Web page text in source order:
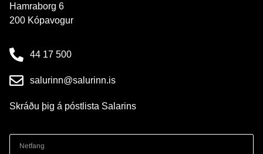
Hamraborg 6
200 Kópavogur
44 17 500
salurinn@salurinn.is
Skráðu þig á póstlista Salarins